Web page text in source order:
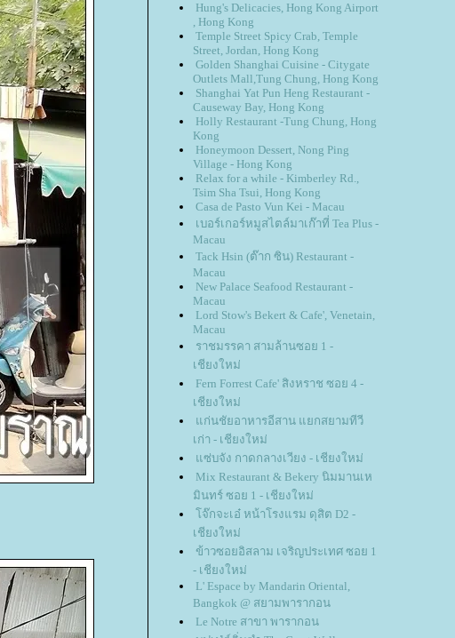
Hung's Delicacies, Hong Kong Airport
, Hong Kong
Temple Street Spicy Crab, Temple
Street, Jordan, Hong Kong
Golden Shanghai Cuisine - Citygate
Outlets Mall,Tung Chung, Hong Kong
Shanghai Yat Pun Heng Restaurant -
Causeway Bay, Hong Kong
Holly Restaurant -Tung Chung, Hong
Kong
Honeymoon Dessert, Nong Ping
Village - Hong Kong
Relax for a while - Kimberley Rd.,
Tsim Sha Tsui, Hong Kong
Casa de Pasto Vun Kei - Macau
เบอร์เกอร์หมูสไตล์มาเก๊าที่ Tea Plus -
Macau
Tack Hsin (ต๊าก ซิน) Restaurant -
Macau
New Palace Seafood Restaurant -
Macau
Lord Stow's Bekert & Cafe', Venetain,
Macau
ราชมรรคา สามล้านซอย 1 -
เชียงใหม่
Fern Forrest Cafe' สิงหราช ซอย 4 -
เชียงใหม่
ก่นชัยอาหารอีสาน แยกสยามทีวี
เก่า - เชียงใหม่
ซ่บจัง กาดกลางเวียง - เชียงใหม่
Mix Restaurant & Bekery นิมมานเห
มินทร์ ซอย 1 - เชียงใหม่
จ๊กจะเอ๋ หน้าโรงแรม ดุสิต D2 -
เชียงใหม่
ข้าวซอยอิสลาม เจริญประเทศ ซอย 1
- เชียงใหม่
L' Espace by Mandarin Oriental,
Bangkok @ สยามพารากอน
Le Notre สาขา พารากอน